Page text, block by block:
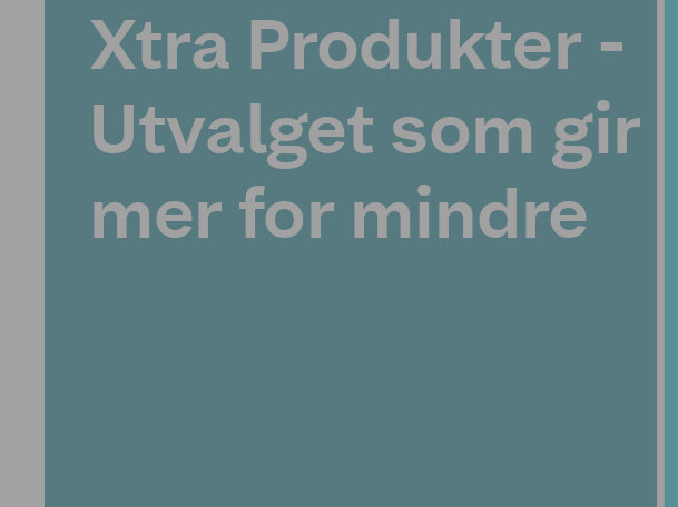
Xtra Produkter -
Utvalget som gir
mer for mindre